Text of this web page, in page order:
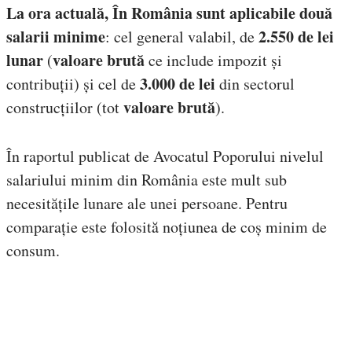
La ora actuală, În România sunt aplicabile două
salarii minime: cel general valabil, de2.550 de lei
lunar (valoare brutăce include impozit și
contribuții) și cel de3.000 de lei din sectorul
construcțiilor (totvaloare brută).
În raportul publicat de Avocatul Poporului nivelul
salariului minim din România este mult sub
necesitățile lunare ale unei persoane. Pentru
comparație este folosită noțiunea de coș minim de
consum.